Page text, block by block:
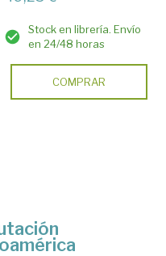
Stock en librería. Envío
en 24/48 horas
COMPRAR